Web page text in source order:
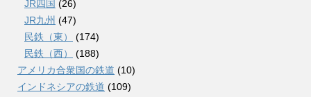
JR四国 (26)
JR九州 (47)
民鉄（東）
(174)
民鉄（西）
(188)
アメリカ合衆国の鉄道 (10)
インドネシアの鉄道 (109)